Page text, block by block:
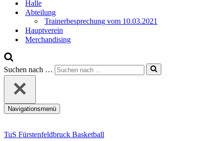
Halle
Abteilung
Trainerbesprechung vom 10.03.2021
Hauptverein
Merchandising
Suchen nach …
Navigationsmenü
TuS Fürstenfeldbruck Basketball